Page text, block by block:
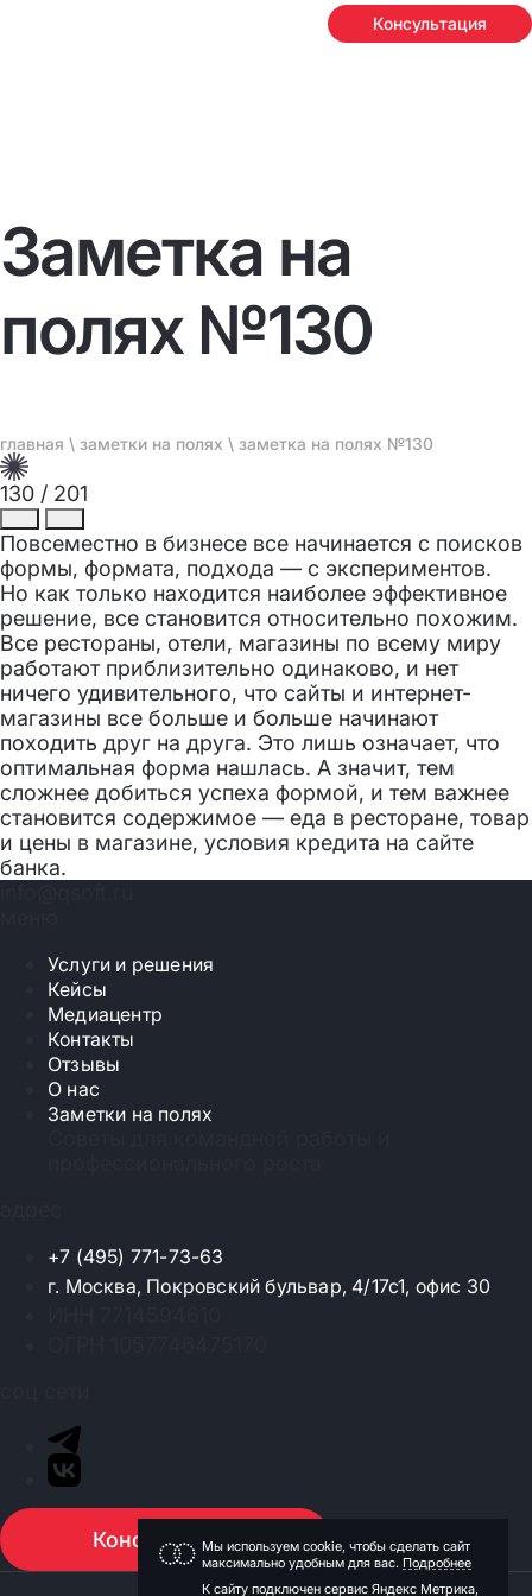
Консультация
Заметка на
полях №130
главная \ заметки на полях \ заметка на полях №130
130 / 201
Повсеместно в бизнесе все начинается с поисков
формы, формата, подхода — с экспериментов.
Но как только находится наиболее эффективное
решение, все становится относительно похожим.
Все рестораны, отели, магазины по всему миру
работают приблизительно одинаково, и нет
ничего удивительного, что сайты и интернет-
магазины все больше и больше начинают
походить друг на друга. Это лишь означает, что
оптимальная форма нашлась. А значит, тем
сложнее добиться успеха формой, и тем важнее
становится содержимое — еда в ресторане, товар
и цены в магазине, условия кредита на сайте
банка.
Мы используем cookie, чтобы сделать сайт
максимально удобным для вас. Подробнее
К сайту подключен сервис Яндекс Метрика,
Услуги и решения
Кейсы
Медиацентр
Контакты
Отзывы
О нас
Заметки на полях
+7 (495) 771-73-63
г. Москва, Покровский бульвар, 4/17с1, офис 30
Консультация